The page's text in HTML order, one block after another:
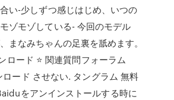
い-少しずつ感じはじめ、いつの
ゾモゾしている- 今回のモデル
まなみちゃんの足裏を舐めます。
ロード ⭐ 関連質問フォーラム
ード させない. タングラム 無料
をアンインストールする時に